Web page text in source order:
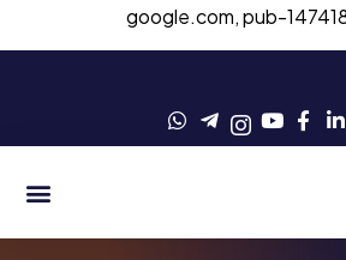
google.com, pub-